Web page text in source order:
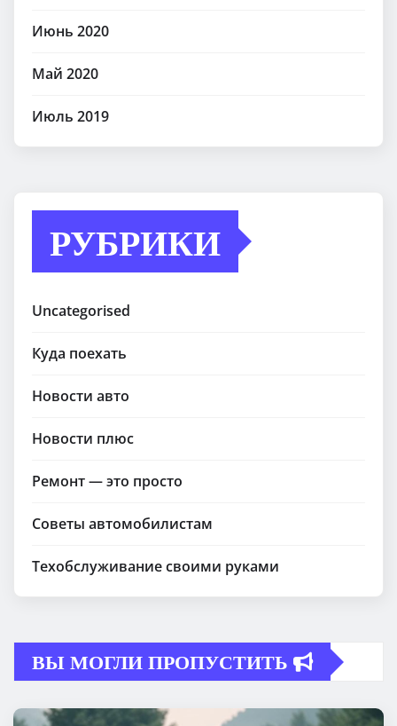
Июнь 2020
Май 2020
Июль 2019
РУБРИКИ
Uncategorised
Куда поехать
Новости авто
Новости плюс
Ремонт — это просто
Советы автомобилистам
Техобслуживание своими руками
ВЫ МОГЛИ ПРОПУСТИТЬ